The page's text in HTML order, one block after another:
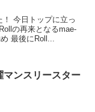
今日トップに立っ
の再来となるmae-
最後にRoll...
マンスリースター